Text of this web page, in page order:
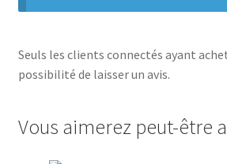
Seuls les clients connectés ayant
possibilité de laisser un avis.
Vous aimerez peut-être